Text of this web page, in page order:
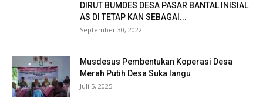
DIRUT BUMDES DESA PASAR BANTAL INISIAL
AS DI TETAP KAN SEBAGAI...
September 30, 2022
Musdesus Pembentukan Koperasi Desa
Merah Putih Desa Suka langu
Juli 5, 2025